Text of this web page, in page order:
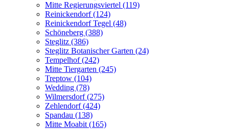
Mitte Regierungsviertel (119)
Reinickendorf (124)
Reinickendorf Tegel (48)
Schöneberg (388)
Steglitz (386)
Steglitz Botanischer Garten (24)
Tempelhof (242)
Mitte Tiergarten (245)
Treptow (104)
Wedding (78)
Wilmersdorf (275)
Zehlendorf (424)
Spandau (138)
Mitte Moabit (165)